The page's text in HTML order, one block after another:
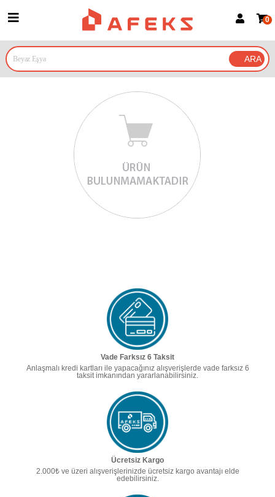
Google İle Bağlan
0
Vade Farksız 6 Taksit
Anlaşmalı kredi kartları ile yapacağınız alışverişlerde vade farksız 6
taksit imkanından yararlanabilirsiniz.
Ücretsiz Kargo
2.000₺ ve üzeri alışverişlerinizde ücretsiz kargo avantajı elde
edebilirsiniz.